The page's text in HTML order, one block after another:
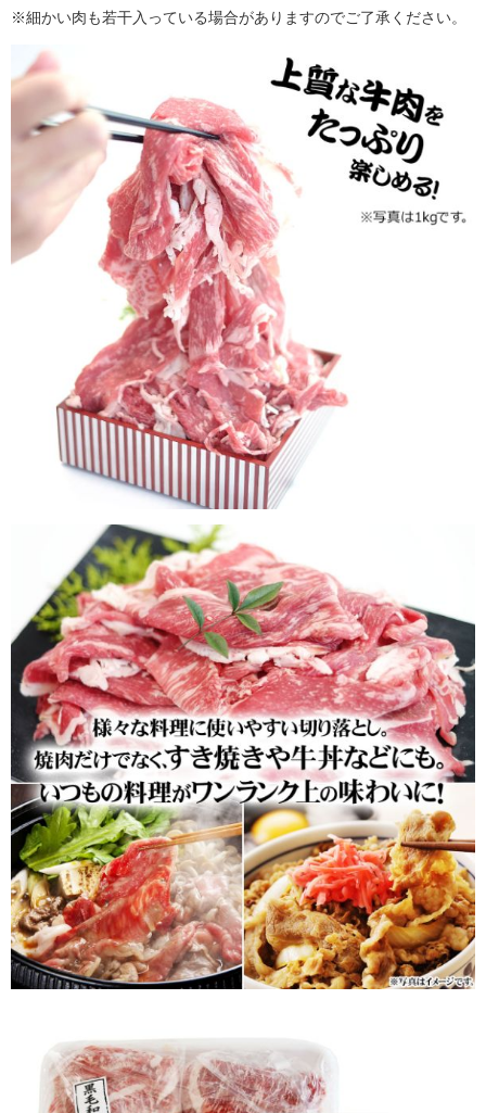
※細かい肉も若干入っている場合がありますのでご了承ください。